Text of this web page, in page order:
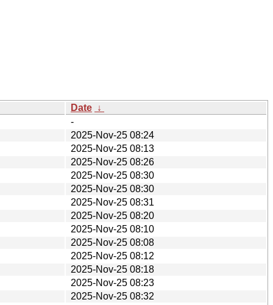
Date ↓
-
2025-Nov-25 08:24
2025-Nov-25 08:13
2025-Nov-25 08:26
2025-Nov-25 08:30
2025-Nov-25 08:30
2025-Nov-25 08:31
2025-Nov-25 08:20
2025-Nov-25 08:10
2025-Nov-25 08:08
2025-Nov-25 08:12
2025-Nov-25 08:18
2025-Nov-25 08:23
2025-Nov-25 08:32